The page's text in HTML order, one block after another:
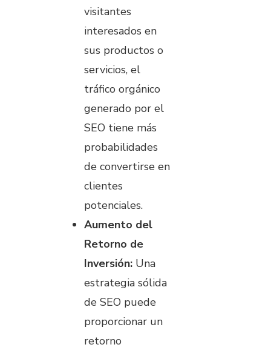
visitantes
interesados en
sus productos o
servicios, el
tráfico orgánico
generado por el
SEO tiene más
probabilidades
de convertirse en
clientes
potenciales.
Aumento del
Retorno de
Inversión: Una
estrategia sólida
de SEO puede
proporcionar un
retorno